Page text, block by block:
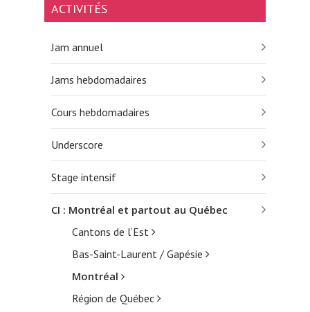
ACTIVITÉS
Jam annuel
Jams hebdomadaires
Cours hebdomadaires
Underscore
Stage intensif
CI : Montréal et partout au Québec
Cantons de l’Est
Bas-Saint-Laurent / Gapésie
Montréal
Région de Québec